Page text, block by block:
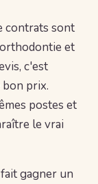
contrats sont
et
c'est
bon prix.
postes et
le vrai
fait gagner un